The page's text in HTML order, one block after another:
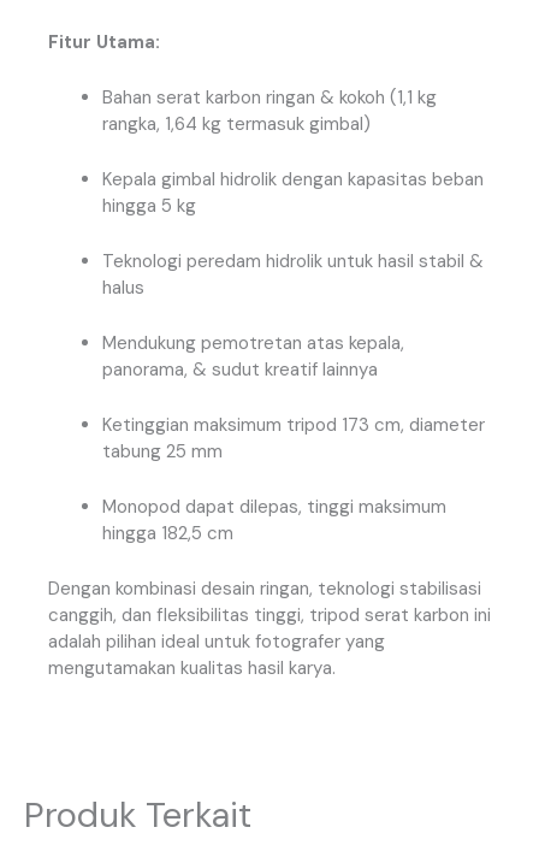
Fitur Utama:
Bahan serat karbon ringan & kokoh (1,1 kg
rangka, 1,64 kg termasuk gimbal)
Kepala gimbal hidrolik dengan kapasitas beban
hingga 5 kg
Teknologi peredam hidrolik untuk hasil stabil &
halus
Mendukung pemotretan atas kepala,
panorama, & sudut kreatif lainnya
Ketinggian maksimum tripod 173 cm, diameter
tabung 25 mm
Monopod dapat dilepas, tinggi maksimum
hingga 182,5 cm
Dengan kombinasi desain ringan, teknologi stabilisasi
canggih, dan fleksibilitas tinggi, tripod serat karbon ini
adalah pilihan ideal untuk fotografer yang
mengutamakan kualitas hasil karya.
Produk Terkait